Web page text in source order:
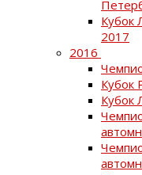
Кубок
2017
2016
Кубок
Кубок